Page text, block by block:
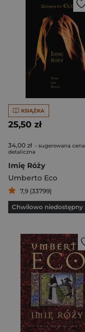
KSIĄŻKA
25,50 zł
34,00 zł - sugerowana cena
detaliczna
Imię Róży
Umberto Eco
7,9 (33799)
Chwilowo niedostępny